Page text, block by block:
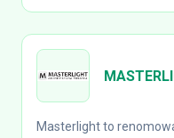
Masterlight to